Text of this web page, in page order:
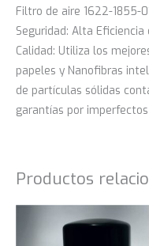
Filtro de aire 1622-1855-
Seguridad: Alta
Calidad: Utiliza los
papeles y Nanofibras
de partículas sólidas
garantías por
Productos